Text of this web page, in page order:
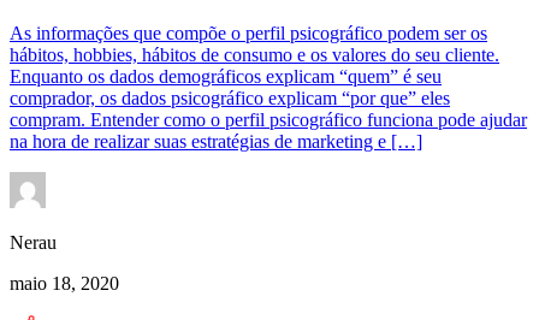
As informações que compõe o perfil psicográfico podem ser os
hábitos, hobbies, hábitos de consumo e os valores do seu cliente.
Enquanto os dados demográficos explicam “quem” é seu
comprador, os dados psicográfico explicam “por que” eles
compram. Entender como o perfil psicográfico funciona pode ajudar
na hora de realizar suas estratégias de marketing e […]
Nerau
maio 18, 2020